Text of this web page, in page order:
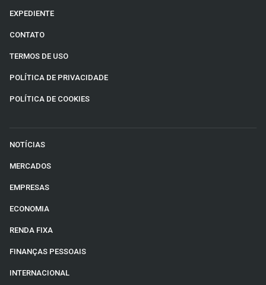
EXPEDIENTE
CONTATO
TERMOS DE USO
POLÍTICA DE PRIVACIDADE
POLÍTICA DE COOKIES
NOTÍCIAS
MERCADOS
EMPRESAS
ECONOMIA
RENDA FIXA
FINANÇAS PESSOAIS
INTERNACIONAL